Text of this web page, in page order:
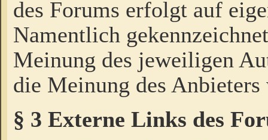
des Forums erfolgt auf
Namentlich
Meinung des jeweiligen
die Meinung des Anbieters
§ 3 Externe Links des